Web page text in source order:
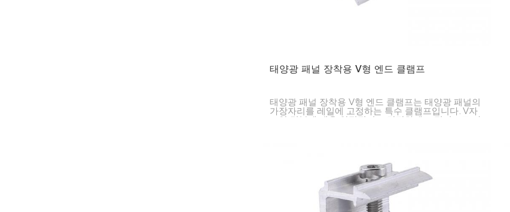
태양광 패널 장착용 V형 엔드 클램프
태양광 패널 장착용 V형 엔드 클램프는 태양광 패널의
가장자리를 레일에 고정하는 특수 클램프입니다. V자